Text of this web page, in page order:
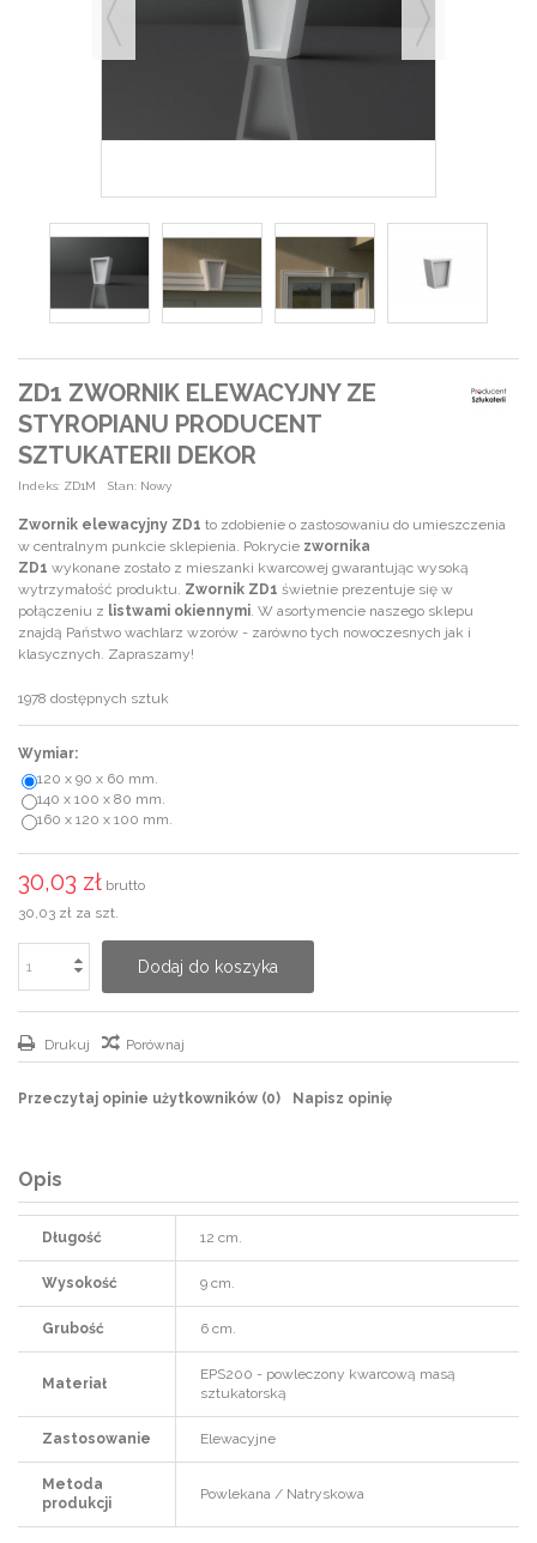
ZD1 ZWORNIK ELEWACYJNY ZE
STYROPIANU PRODUCENT
SZTUKATERII DEKOR
Indeks: ZD1M Stan: Nowy
Zwornik elewacyjny ZD1 to zdobienie o zastosowaniu do umieszczenia
w centralnym punkcie sklepienia. Pokrycie zwornika
ZD1 wykonane zostało z mieszanki kwarcowej gwarantując wysoką
wytrzymałość produktu. Zwornik ZD1 świetnie prezentuje się w
połączeniu z listwami okiennymi. W asortymencie naszego sklepu
znajdą Państwo wachlarz wzorów - zarówno tych nowoczesnych jak i
klasycznych. Zapraszamy!
1978 dostępnych sztuk
Wymiar:
120 x 90 x 60 mm.
140 x 100 x 80 mm.
160 x 120 x 100 mm.
30,03 zł brutto
30,03 zł za szt.
Dodaj do koszyka
Drukuj Porównaj
Przeczytaj opinie użytkowników (0) Napisz opinię
Opis
Długość 12 cm.
Wysokość 9 cm.
Grubość 6 cm.
Materiał
EPS200 - powleczony kwarcową masą
sztukatorską
Zastosowanie Elewacyjne
Metoda
produkcji
Powlekana / Natryskowa